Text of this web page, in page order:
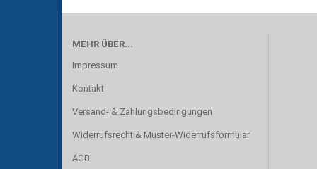
MEHR ÜBER...
Impressum
Kontakt
Versand- & Zahlungsbedingungen
Widerrufsrecht & Muster-Widerrufsformular
AGB